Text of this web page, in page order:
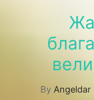
By Angeldar